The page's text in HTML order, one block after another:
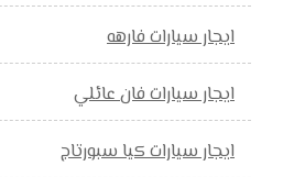
ايجار سيارات فارهه
ايجار سيارات فان عائلي
ايجار سيارات كيا سبورتاج